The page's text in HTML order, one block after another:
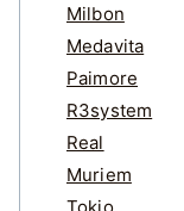
Milbon
Medavita
Paimore
R3system
Real
Muriem